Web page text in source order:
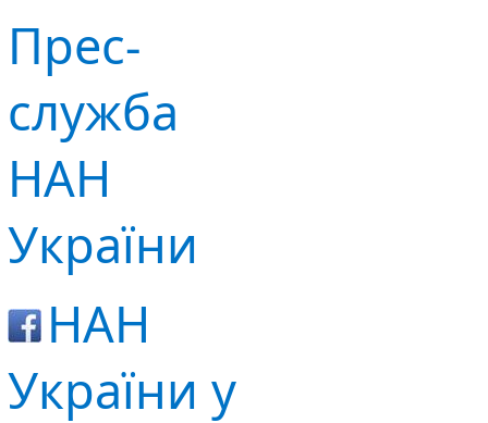
Прес-
служба
НАН
України
НАН
України у